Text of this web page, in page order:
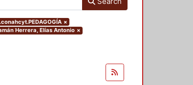
×
Herrera, Elías Antonio ×